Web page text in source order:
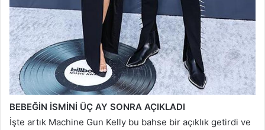
BEBEĞİN İSMİNİ ÜÇ AY SONRA AÇIKLADI
İşte artık Machine Gun Kelly bu bahse bir açıklık getirdi ve